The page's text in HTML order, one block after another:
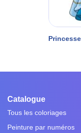
Catalogue
Tous les coloriages
Peinture par numéros